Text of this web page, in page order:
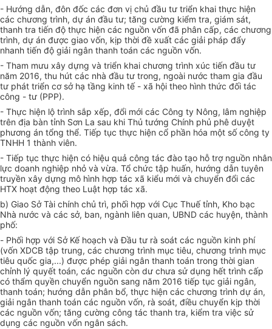
- Hướng dẫn, đôn đốc các đơn vị chủ đầu tư triển khai thực hiện
các chương trình, dự án đầu tư; tăng cường kiểm tra, giám sát,
thanh tra tiến độ thực hiện các nguồn vốn đã phân cấp, các chương
trình, dự án được giao vốn, kịp thời đề xuất các giải pháp đẩy
nhanh tiến độ giải ngân thanh toán các nguồn vốn.
- Tham mưu xây dựng và triển khai chương trình xúc tiến đầu tư
năm 2016, thu hút các nhà đầu tư trong, ngoài nước tham gia đầu
tư phát triển cơ sở hạ tầng kinh tế - xã hội theo hình thức đối tác
công - tư (PPP).
- Thực hiện lộ trình sắp xếp, đổi mới các Công ty Nông, lâm nghiệp
trên địa bàn tỉnh Sơn La sau khi Thủ tướng Chính phủ phê duyệt
phương án tổng thể. Tiếp tục thực hiện cổ phần hóa một số công ty
TNHH 1 thành viên.
- Tiếp tục thực hiện có hiệu quả công tác đào tạo hỗ trợ nguồn nhân
lực doanh nghiệp nhỏ và vừa. Tổ chức tập huấn, hướng dẫn tuyên
truyền xây dựng mô hình hợp tác xã kiểu mới và chuyển đổi các
HTX hoạt động theo Luật hợp tác xã.
b) Giao Sở Tài chính chủ trì, phối hợp với Cục Thuế tỉnh, Kho bạc
Nhà nước và các sở, ban, ngành liên quan, UBND các huyện, thành
phố:
- Phối hợp với Sở Kế hoạch và Đầu tư rà soát các nguồn kinh phí
(vốn XDCB tập trung, các chương trình mục tiêu, chương trình mục
tiêu quốc gia,...) được phép giải ngân thanh toán trong thời gian
chỉnh lý quyết toán, các nguồn còn dư chưa sử dụng hết trình cấp
có thẩm quyền chuyển nguồn sang năm 2016 tiếp tục giải ngân,
thanh toán; hướng dẫn phân bổ, thực hiện các chương trình dự án,
giải ngân thanh toán các nguồn vốn, rà soát, điều chuyển kịp thời
các nguồn vốn; tăng cường công tác thanh tra, kiểm tra việc sử
dụng các nguồn vốn ngân sách.